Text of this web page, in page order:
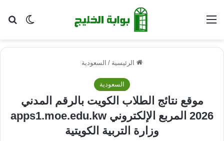
الوضع القائمة
الرئيسية / السعودية
السعودية
موقع نتائج الطلاب الكويت بالرقم المدني
2026 المربع الإلكتروني apps1.moe.edu.kw
وزارة التربية الكويتية